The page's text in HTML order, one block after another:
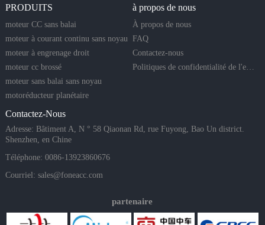
PRODUITS
moteur CC sans balai
moteur à courant continu sans noyau
moteur à engrenage droit
moteur cc brossé
moteur sans balai sans noyau
motoréducteur planétaire
à propos de nous
À propos de nous
FAQ
Contactez-nous
Politiques de confidentialité de l'entreprise
Contactez-Nous
Adresse: Bâtiment A, N ° 58 Qiaonan Rd, rue Fuyong, Bao Un district.
Shenzhen, en Chine
Téléphone: 0086-13923860676
Courriel: sales@foneacc.com
partenaire